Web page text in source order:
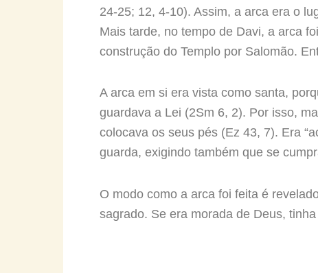
24-25; 12, 4-10). Assim, a arca era o
Mais tarde, no tempo de Davi, a arca
construção do Templo por Salomão.
A arca em si era vista como santa,
guardava a Lei (2Sm 6, 2). Por isso,
colocava os seus pés (Ez 43, 7). Era
guarda, exigindo também que se
O modo como a arca foi feita é
sagrado. Se era morada de Deus,